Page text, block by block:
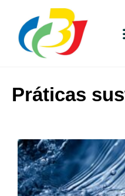
Práticas